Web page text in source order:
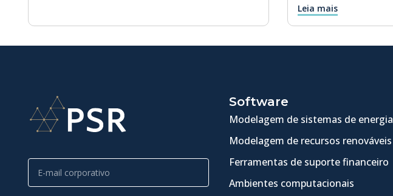
Leia mais
Software
Modelagem de sistemas de energia
Modelagem de recursos renováveis
Ferramentas de suporte financeiro
Ambientes computacionais